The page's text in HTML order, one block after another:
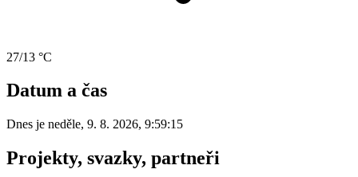
27/13 °C
Datum a čas
Dnes je neděle, 9. 8. 2026, 9:59:15
Projekty, svazky, partneři